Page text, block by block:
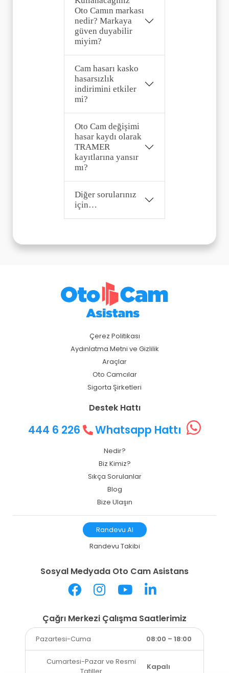
Oto Camın markası
nedir? Markaya
güven duyabilir
miyim?
Cam hasarı kasko
hasarsızlık
indirimini etkiler
mi?
Oto Cam değişimi
hasar kaydı olarak
TRAMER
kayıtlarına yansır
mı?
Diğer sorularınız
için…
Çerez Politikası
Aydınlatma Metni ve Gizlilik
Araçlar
Oto Camcılar
Sigorta Şirketleri
Destek Hattı
444 6 226 Whatsapp Hattı
Nedir?
Biz Kimiz?
Sıkça Sorulanlar
Blog
Bize Ulaşın
Randevu Al
Randevu Takibi
Sosyal Medyada Oto Cam Asistans
Çağrı Merkezi Çalışma Saatlerimiz
Pazartesi-Cuma 08:00 – 18:00
Cumartesi-Pazar ve Resmi
Kapalı